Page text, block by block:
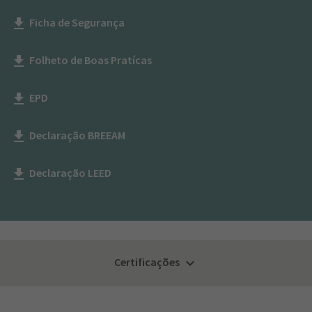
get_app Ficha de Segurança
get_app Folheto de Boas Pratícas
get_app EPD
get_app Declaração BREEAM
get_app Declaração LEED
Certificações keyboard_arrow_down